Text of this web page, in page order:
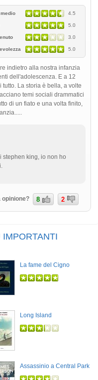
medio 4.5
5.0
3.0
5.0
indietro alla nostra infanzia
dell'adolescenza. E a 12
La storia è bella, a volte
temi sociali drammatici
di un fiato e una volta finito,
stephen king, io non ho
opinione? 8 2
La fame del Cigno
Long Island
Assassinio a Central Park